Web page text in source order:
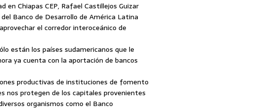
en Chiapas CEP, Rafael Castillejos Guizar
Banco de Desarrollo de América Latina
el corredor interoceánico de
están los países sudamericanos que le
ya cuenta con la aportación de bancos
productivas de instituciones de fomento
nos protegen de los capitales provenientes
organismos como el Banco